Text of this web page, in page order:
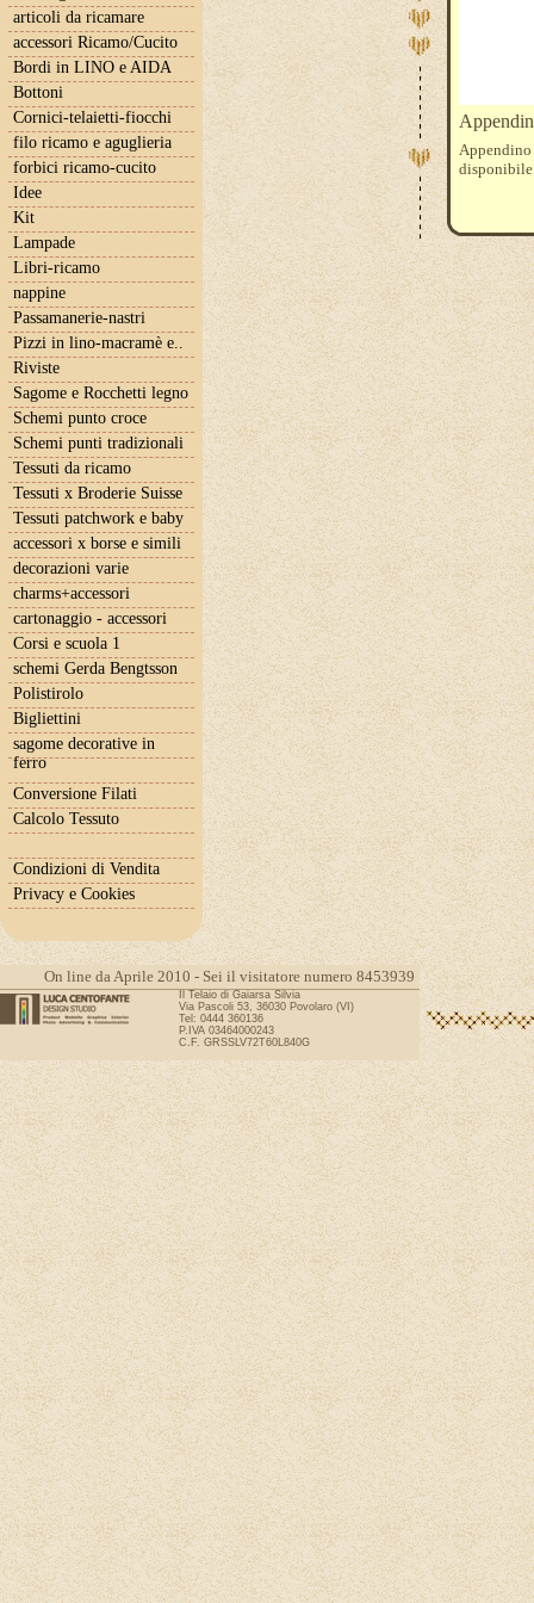
articoli da ricamare
accessori Ricamo/Cucito
Bordi in LINO e AIDA
Bottoni
Cornici-telaietti-fiocchi
filo ricamo e aguglieria
forbici ricamo-cucito
Idee
Kit
Lampade
Libri-ricamo
nappine
Passamanerie-nastri
Pizzi in lino-macramè e..
Riviste
Sagome e Rocchetti legno
Schemi punto croce
Schemi punti tradizionali
Tessuti da ricamo
Tessuti x Broderie Suisse
Tessuti patchwork e baby
accessori x borse e simili
decorazioni varie
charms+accessori
cartonaggio - accessori
Corsi e scuola 1
schemi Gerda Bengtsson
Polistirolo
Bigliettini
sagome decorative in
ferro
Conversione Filati
Calcolo Tessuto
Condizioni di Vendita
Privacy e Cookies
Appendino
disponibile
On line da Aprile 2010 - Sei il visitatore numero 8453939
Il Telaio di Gaiarsa Silvia
Via Pascoli 53, 36030 Povolaro (VI)
Tel: 0444 360136
P.IVA 03464000243
C.F. GRSSLV72T60L840G